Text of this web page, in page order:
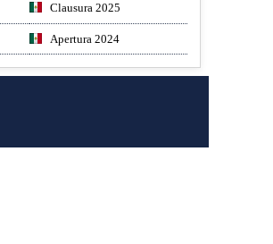
Clausura 2025
Apertura 2024